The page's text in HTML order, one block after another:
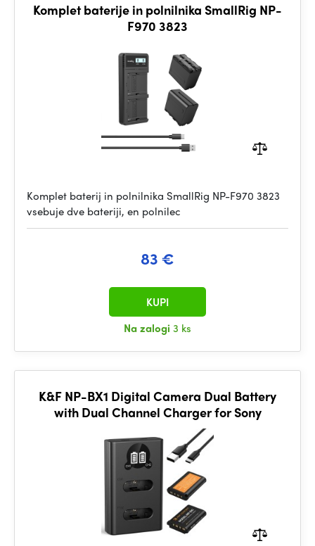
Komplet baterije in polnilnika SmallRig NP-
F970 3823
Komplet baterij in polnilnika SmallRig NP-F970 3823
vsebuje dve bateriji, en polnilec
83 €
Na zalogi 3 ks
KUPI
K&F NP-BX1 Digital Camera Dual Battery
with Dual Channel Charger for Sony